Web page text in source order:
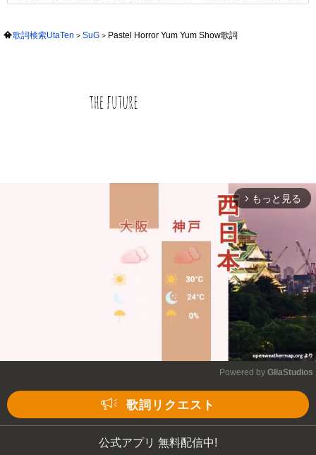
歌詞検索UtaTen SuG Pastel Horror Yum Yum Show歌詞
arrow_forward_ios もっと見る
Powered by GliaStudios
歌詞リクエスト
公式アプリ 無料配信中!